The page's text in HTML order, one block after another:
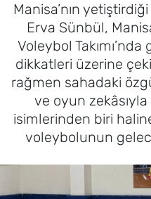
Manisa’nın
Erva Sünbül,
Voleybol
dikkatleri üzerine
rağmen sahadaki
ve oyun
isimlerinden biri
voleybolunun
EĞİTİM
SAĞLIK
YAŞAM
MAGAZİN
Tüm Manşetler
Son Dakika
Haber Arşivi